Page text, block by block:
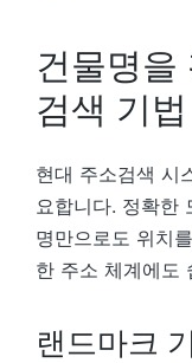
건물명을
검색 기법
현대 주소검색 시
요합니다. 정확한
명만으로도 위치
한 주소 체계에도
랜드마크